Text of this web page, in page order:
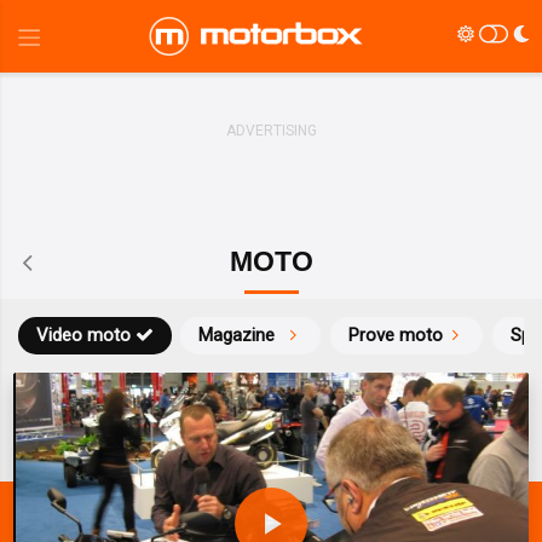
MOTO
Magazine Prove moto
Video moto